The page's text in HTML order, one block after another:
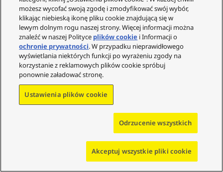
możesz wycofać swoją zgodę i zmodyfikować swój wybór,
klikając niebieską ikonę pliku cookie znajdującą się w
lewym dolnym rogu naszej strony. Więcej informacji można
znaleźć w naszej Polityce plików cookie i Informacji o
ochronie prywatności. W przypadku nieprawidłowego
wyświetlania niektórych funkcji po wyrażeniu zgody na
korzystanie z reklamowych plików cookie spróbuj
ponownie załadować stronę.
Ustawienia plików cookie
Odrzucenie wszystkich
Akceptuj wszystkie pliki cookie